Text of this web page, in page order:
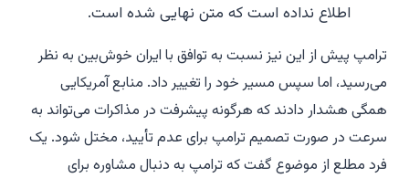
اطلاع نداده است که متن نهایی شده است.
ترامپ پیش از این نیز نسبت به توافق با ایران خوش‌بین به نظر
می‌رسید، اما سپس مسیر خود را تغییر داد. منابع آمریکایی
همگی هشدار دادند که هرگونه پیشرفت در مذاکرات می‌تواند به
سرعت در صورت تصمیم ترامپ برای عدم تأیید، مختل شود. یک
فرد مطلع از موضوع گفت که ترامپ به دنبال مشاوره برای